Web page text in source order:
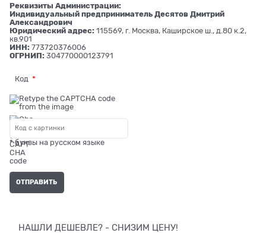
Реквизиты Администрации:
Индивидуальный предприниматель Десятов Дмитрий
Александрович
Юридический адрес: 115569, г. Москва, Каширское ш., д.80 к.2,
кв.901
ИНН: 773720376006
ОГРНИП: 304770000123791
Код
* буквы на русском языке
НАШЛИ ДЕШЕВЛЕ? - СНИЗИМ ЦЕНУ!